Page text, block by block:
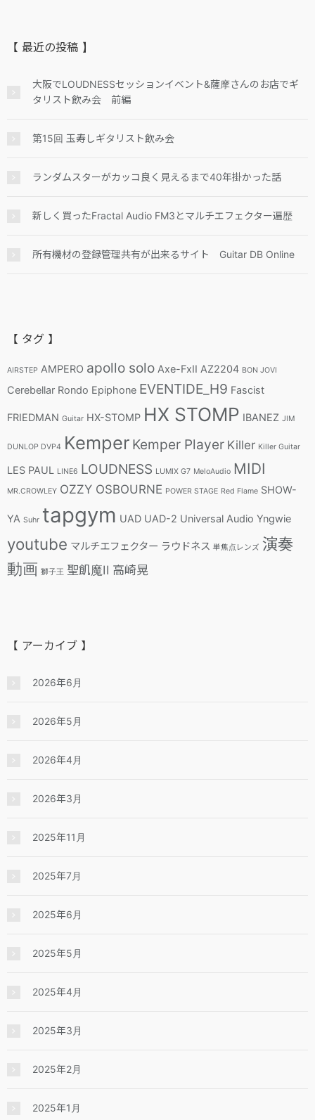
【 最近の投稿 】
大阪でLOUDNESSセッションイベント&薩摩さんのお店でギ
タリスト飲み会 前編
第15回 玉寿しギタリスト飲み会
ランダムスターがカッコ良く見えるまで40年掛かった話
新しく買ったFractal Audio FM3とマルチエフェクター遍歴
所有機材の登録管理共有が出来るサイト Guitar DB Online
【 タグ 】
AIRSTEP AMPERO apollo solo Axe-FxII AZ2204 BON JOVI
Cerebellar Rondo Epiphone EVENTIDE_H9 Fascist
FRIEDMAN Guitar HX-STOMP HX STOMP IBANEZ JIM
DUNLOP DVP4 Kemper Kemper Player Killer Killer Guitar
LES PAUL LINE6 LOUDNESS LUMIX G7 MeloAudio MIDI
MR.CROWLEY OZZY OSBOURNE POWER STAGE Red Flame SHOW-
YA Suhr tapgym UAD UAD-2 Universal Audio Yngwie
youtube マルチエフェクター ラウドネス 単焦点レンズ 演奏
動画 獅子王 聖飢魔II 高崎晃
【 アーカイブ 】
2026年6月
2026年5月
2026年4月
2026年3月
2025年11月
2025年7月
2025年6月
2025年5月
2025年4月
2025年3月
2025年2月
2025年1月